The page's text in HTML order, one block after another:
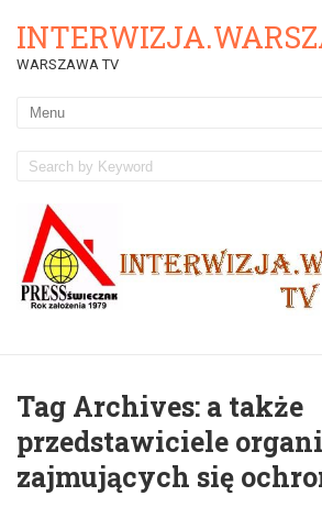
WARSZAWA TV
Tag Archives: a także
przedstawiciele
zajmujących się